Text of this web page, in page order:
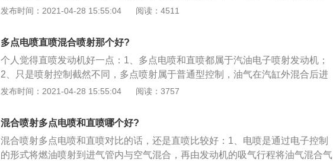
的路径达到降低积碳的效果。而当车辆高负荷的情况下采用缸内直喷可以防止积
点电喷发动机是电喷技术发展成熟的结果，也是目前的主流产品；3、由于是分
4、如果喷射器安装在原来化油器位置上，即整个发动机只有一个汽油喷射点，
这就是单点电喷；5、如果喷射器安装在每个气缸的进气管上，即汽油的喷射是
由多个地方（至少每个气缸都有一个喷射点）喷人气缸的，这就是多点电喷。
发布时间：2021-04-28 15:55:04 阅读：4511
多点电喷直喷混合喷射那个好?
个人觉得直喷发动机好一点：1、多点电喷和直喷都属于汽油电子喷射发动机；
2、只是喷射控制截然不同，多点喷射属于普通型控制，油气在汽缸外混合后进
入燃烧室；3、而燃油直喷属于近几年新的技术，是把燃油直接喷入汽缸，在燃
一般需要配合添加剂使用。
发布时间：2021-04-28 15:55:04 阅读：3757
混合喷射多点电喷和直喷哪个好?
混合喷射多点电喷和直喷对比的话，还是直喷比较好：1、电喷是通过电子控制
的形式将燃油喷射到进气管内与空气混合，再由发动机的吸气行程将油气混合气